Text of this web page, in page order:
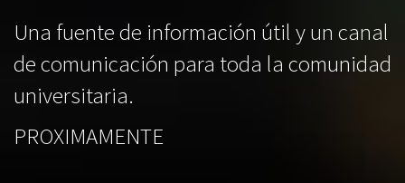
Una fuente de información útil y un canal
de comunicación para toda la comunidad
universitaria.
PROXIMAMENTE